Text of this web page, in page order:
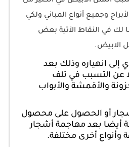
وجميع أنواع المباني ولكي
لك في النقاط الآتية بعض
الابيض.
إلى انهياره وذلك بعد
عن التسبب في تلف
والأقمشة والأبواب
أو الحصول على محصول
أيضا بعد مهاجمة أشجار
وأنواع أخرى مختلفة.